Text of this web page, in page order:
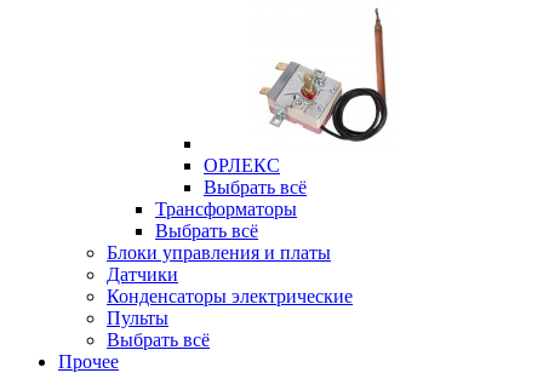
ОРЛЕКС
Выбрать всё
Трансформаторы
Выбрать всё
Блоки управления и платы
Датчики
Конденсаторы электрические
Пульты
Выбрать всё
Прочее